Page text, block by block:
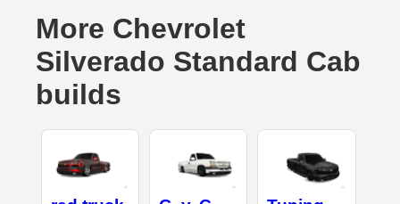
More Chevrolet
Silverado Standard Cab
builds